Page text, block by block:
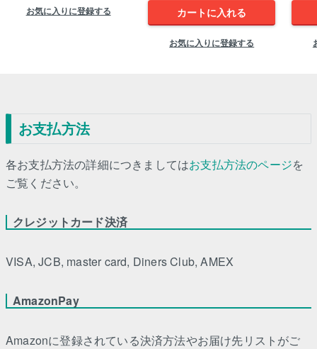
お気に入りに登録する カートに入れる
お気に入りに登録する
お支払方法
各お支払方法の詳細につきましてはお支払方法のページを
ご覧ください。
クレジットカード決済
VISA, JCB, master card, Diners Club, AMEX
AmazonPay
Amazonに登録されている決済方法やお届け先リストがご